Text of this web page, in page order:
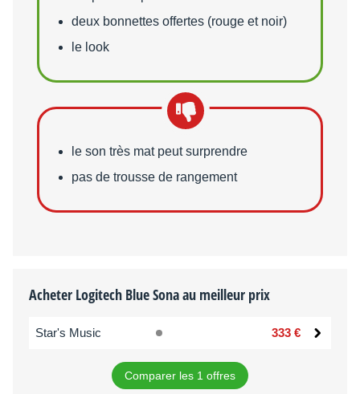
deux bonnettes offertes (rouge et noir)
le look
Points faibles
le son très mat peut surprendre
pas de trousse de rangement
Acheter Logitech Blue Sona au meilleur prix
Star's Music 333 €
Comparer les 1 offres